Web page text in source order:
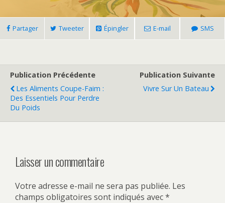
Partager Tweeter Épingler E-mail SMS
Publication Précédente
Les Aliments Coupe-Faim :
Des Essentiels Pour Perdre
Du Poids
Publication Suivante
Vivre Sur Un Bateau
Laisser un commentaire
Votre adresse e-mail ne sera pas publiée. Les
champs obligatoires sont indiqués avec*